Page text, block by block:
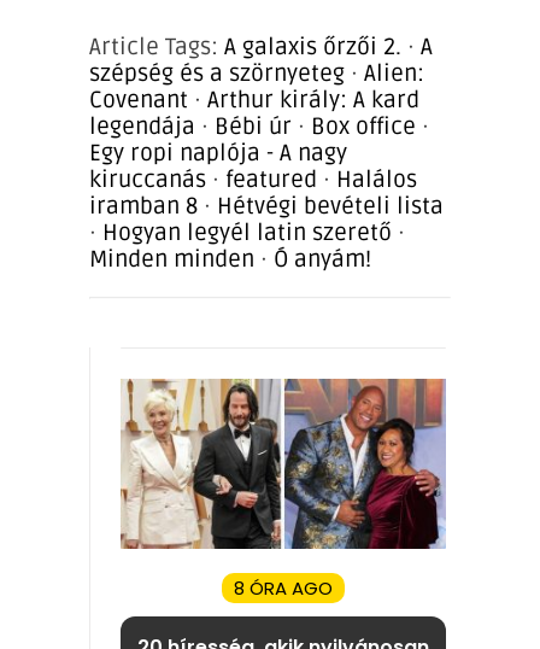
Article Tags: A galaxis őrzői 2. · A
szépség és a szörnyeteg · Alien:
Covenant · Arthur király: A kard
legendája · Bébi úr · Box office ·
Egy ropi naplója - A nagy
kiruccanás · featured · Halálos
iramban 8 · Hétvégi bevételi lista
· Hogyan legyél latin szerető ·
Minden minden · Ó anyám!
8 ÓRA AGO